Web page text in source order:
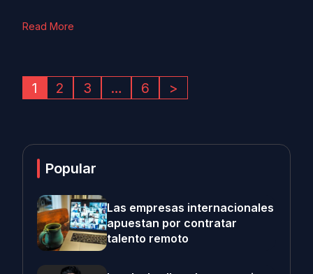
Read More
1 2 3 … 6 >
Popular
Las empresas internacionales
apuestan por contratar
talento remoto